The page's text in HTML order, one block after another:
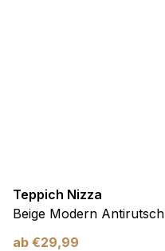
Teppich Nizza
Beige Modern Antirutsch
ab €29,99